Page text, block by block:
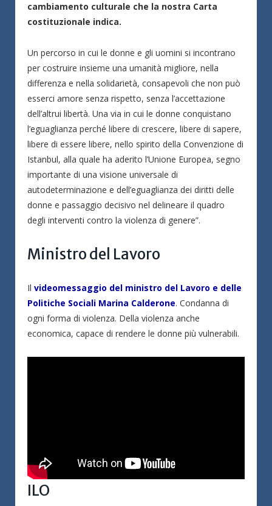
cambiamento culturale che la nostra Carta
costituzionale indica.
Un percorso in cui le donne e gli uomini si incontrano
per costruire insieme una umanità migliore, nella
differenza e nella solidarietà, consapevoli che non può
esserci amore senza rispetto, senza l’accettazione
dell’altrui libertà. Una via in cui le donne conquistano
l’eguaglianza perché libere di crescere, libere di sapere,
libere di essere libere, nello spirito della Convenzione di
Istanbul, alla quale ha aderito l’Unione Europea, segno
importante di una visione universale di
autodeterminazione e dell’eguaglianza dei diritti delle
donne e passaggio decisivo nel delineare il quadro
degli interventi contro la violenza di genere”.
Ministro del Lavoro
Il videomessaggio del ministro del Lavoro e delle
Politiche Sociali Marina Calderone. Condanna di
ogni forma di violenza. Della violenza anche
economica, capace di rendere le donne più vulnerabili.
ILO